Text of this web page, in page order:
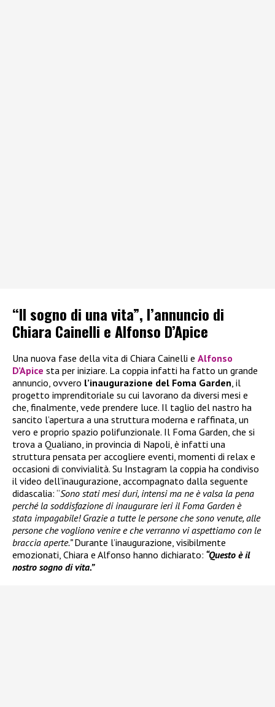
“Il sogno di una vita”, l’annuncio di
Chiara Cainelli e Alfonso D’Apice
Una nuova fase della vita di Chiara Cainelli e Alfonso
D’Apice sta per iniziare. La coppia infatti ha fatto un grande
annuncio, ovvero l’inaugurazione del Foma Garden , il
progetto imprenditoriale su cui lavorano da diversi mesi e
che, finalmente, vede prendere luce. Il taglio del nastro ha
sancito l’apertura a una struttura moderna e raffinata, un
vero e proprio spazio polifunzionale. Il Foma Garden, che si
trova a Qualiano, in provincia di Napoli, è infatti una
struttura pensata per accogliere eventi, momenti di relax e
occasioni di convivialità. Su Instagram la coppia ha condiviso
il video dell’inaugurazione, accompagnato dalla seguente
didascalia: “Sono stati mesi duri, intensi ma ne è valsa la pena
perché la soddisfazione di inaugurare ieri il Foma Garden è
stata impagabile! Grazie a tutte le persone che sono venute, alle
persone che vogliono venire e che verranno vi aspettiamo con le
braccia aperte.”Durante l’inaugurazione, visibilmente
emozionati, Chiara e Alfonso hanno dichiarato: “Questo è il
nostro sogno di vita.”